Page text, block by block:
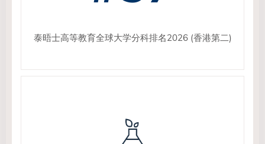
泰晤士高等教育全球大学分科排名2026 (香港第二)